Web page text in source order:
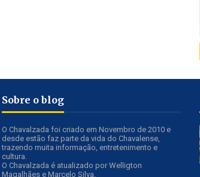
Sobre o blog
O Chavalzada foi criado em Novembro de 2010 e
desde estão faz parte da vida do Chavalense,
trazendo muita informação, entretenimento e
cultura.
O Chavalzada é atualizado por Welligton
Magalhães e Marcelo Silva.